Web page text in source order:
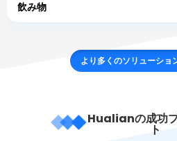
飲み物
より多くのソリューショ
Hualianの成功
ト